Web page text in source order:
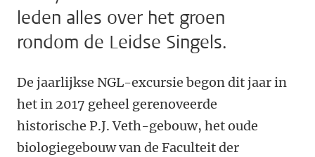
leden alles over het groen
rondom de Leidse Singels.
De jaarlijkse NGL-excursie begon dit jaar in
het in 2017 geheel gerenoveerde
historische P.J. Veth-gebouw, het oude
biologiegebouw van de Faculteit der